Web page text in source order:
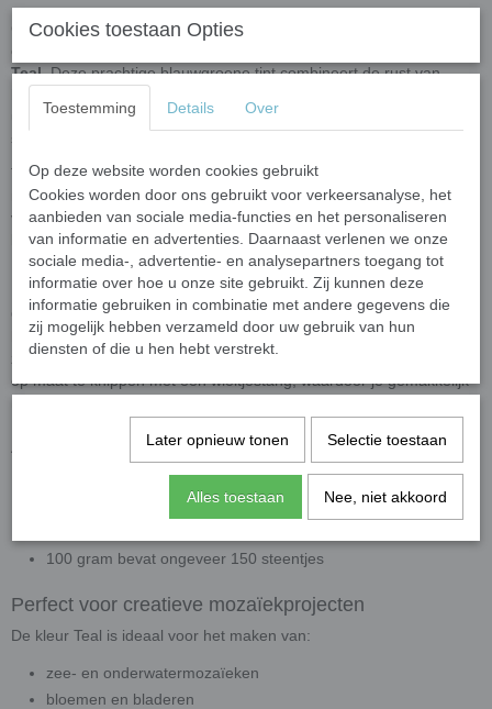
Geef jouw mozaïekproject een frisse en stijlvolle uitstraling met
onze
Teal. Deze prachtige blauwgroene tint combineert de rust van
uitstraling. Dankzij de hoogwaardige Murano-afwerking heeft ieder
steentje een uitzonderlijke kleurintensiteit.
Teal is een veelzijdige kleur die zich moeiteloos laat combineren
met wit, lichtgrijs, donkerblauw, turquoise, zeegroen en
verschillende natuurtinten. Ook in combinatie met goud-, koper- of
bronskleurige accenten ontstaat een bijzonder chic effect.
Hoogwaardige kwaliteit
Onze Murano glas mozaïeksteentjes zijn gemaakt van
hoogwaardig glas en zijn kleurvast, UV-bestendig en geschikt voor
zowel binnen- als buitentoepassingen. De steentjes zijn eenvoudig
op maat te knippen met een wieltjestang, waardoor je gemakkelijk
Afmetingen
Formaat: 10 x 10 mm
100 gram bevat ongeveer 150 steentjes
Perfect voor creatieve mozaïekprojecten
De kleur Teal is ideaal voor het maken van:
zee- en onderwatermozaïeken
bloemen en bladeren
Cookies toestaan Opties
Toestemming Details Over
Op deze website worden cookies gebruikt
Cookies worden door ons gebruikt voor verkeersanalyse, het
aanbieden van sociale media-functies en het personaliseren
van informatie en advertenties. Daarnaast verlenen we onze
sociale media-, advertentie- en analysepartners toegang tot
informatie over hoe u onze site gebruikt. Zij kunnen deze
informatie gebruiken in combinatie met andere gegevens die
zij mogelijk hebben verzameld door uw gebruik van hun
diensten of die u hen hebt verstrekt.
Later opnieuw tonen Selectie toestaan
Alles toestaan Nee, niet akkoord